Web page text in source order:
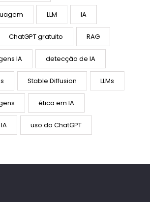
LLM IA
ChatGPT gratuito RAG
IA detecção de IA
Stable Diffusion LLMs
ética em IA
uso do ChatGPT